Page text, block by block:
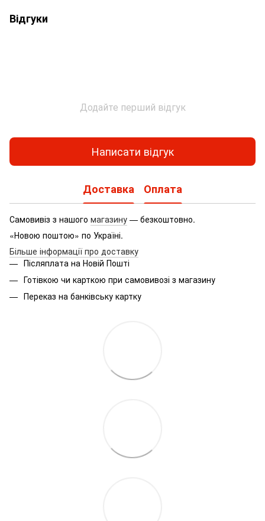
Відгуки
Додайте перший відгук
Написати відгук
Доставка Оплата
Самовивіз з нашого магазину — безкоштовно.
«Новою поштою» по Україні.
Більше інформації про доставку
Післяплата на Новій Пошті
Готівкою чи карткою при самовивозі з магазину
Переказ на банківську картку